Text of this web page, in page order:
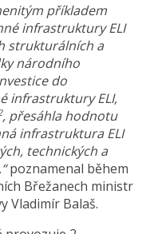
příkladem
infrastruktury ELI
strukturálních a
národního
do
infrastruktury ELI,
, přesáhla hodnotu
infrastruktura ELI
technických a
poznamenal během
Břežanech ministr
Vladimír Balaš.